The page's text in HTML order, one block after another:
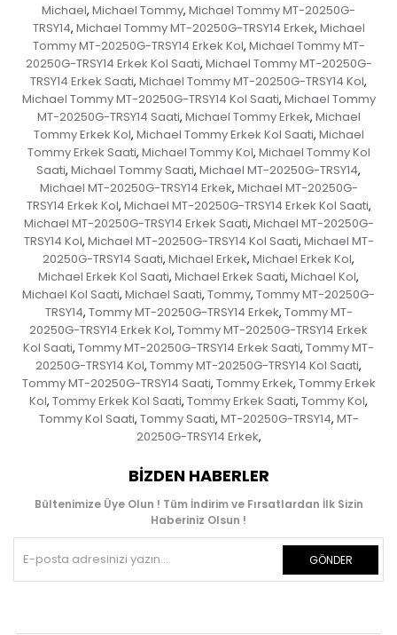
Michael, Michael Tommy, Michael Tommy MT-20250G-
TRSY14, Michael Tommy MT-20250G-TRSY14 Erkek, Michael
Tommy MT-20250G-TRSY14 Erkek Kol, Michael Tommy MT-
20250G-TRSY14 Erkek Kol Saati, Michael Tommy MT-20250G-
TRSY14 Erkek Saati, Michael Tommy MT-20250G-TRSY14 Kol,
Michael Tommy MT-20250G-TRSY14 Kol Saati, Michael Tommy
MT-20250G-TRSY14 Saati, Michael Tommy Erkek, Michael
Tommy Erkek Kol, Michael Tommy Erkek Kol Saati, Michael
Tommy Erkek Saati, Michael Tommy Kol, Michael Tommy Kol
Saati, Michael Tommy Saati, Michael MT-20250G-TRSY14,
Michael MT-20250G-TRSY14 Erkek, Michael MT-20250G-
TRSY14 Erkek Kol, Michael MT-20250G-TRSY14 Erkek Kol Saati,
Michael MT-20250G-TRSY14 Erkek Saati, Michael MT-20250G-
TRSY14 Kol, Michael MT-20250G-TRSY14 Kol Saati, Michael MT-
20250G-TRSY14 Saati, Michael Erkek, Michael Erkek Kol,
Michael Erkek Kol Saati, Michael Erkek Saati, Michael Kol,
Michael Kol Saati, Michael Saati, Tommy, Tommy MT-20250G-
TRSY14, Tommy MT-20250G-TRSY14 Erkek, Tommy MT-
20250G-TRSY14 Erkek Kol, Tommy MT-20250G-TRSY14 Erkek
Kol Saati, Tommy MT-20250G-TRSY14 Erkek Saati, Tommy MT-
20250G-TRSY14 Kol, Tommy MT-20250G-TRSY14 Kol Saati,
Tommy MT-20250G-TRSY14 Saati, Tommy Erkek, Tommy Erkek
Kol, Tommy Erkek Kol Saati, Tommy Erkek Saati, Tommy Kol,
Tommy Kol Saati, Tommy Saati, MT-20250G-TRSY14, MT-
20250G-TRSY14 Erkek,
BIZDEN HABERLER
Bültenimize Üye Olun ! Tüm İndirim ve Fırsatlardan İlk Sizin
Haberiniz Olsun !
GÖNDER